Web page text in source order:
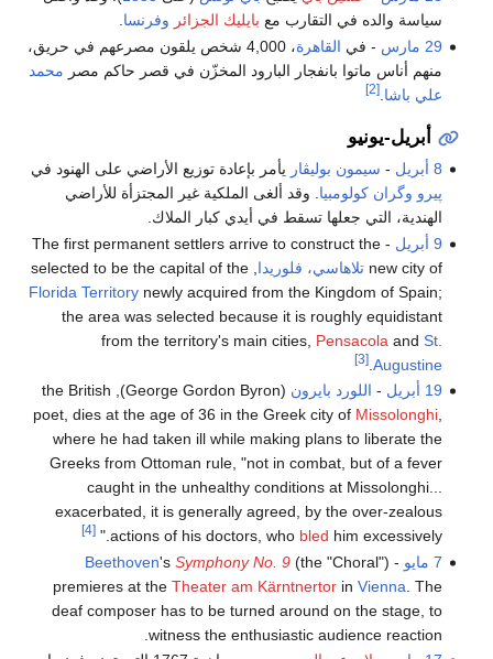
سياسة والده في التقارب مع بايليك الجزائر وفرنسا.
29 مارس
- في القاهرة
، 4,000 شخص يلقون مصرعهم في حريق،
منهم أناس ماتوا بانفجار البارود المخزّن في قصر حاكم مصر محمد
علي باشا .
[2]
أبريل-يونيو
8 أبريل - سيمون بوليڤار يأمر بإعادة توزيع الأراضي على الهنود في
پيرو وگران كولومبيا. وقد ألغى الملكية غير المجتزأة للأراضي
الهندية، التي جعلها تسقط في أيدي كبار الملاك.
9 أبريل
- The first permanent settlers arrive to construct the
new city of تلاهاسي، فلوريدا , selected to be the capital of the
Florida Territorynewly acquired from the Kingdom of Spain;
the area was selected because it is roughly equidistant
from the territory's main cities, Pensacola and St.
Augustine
.
[3]
19 أبريل - اللورد بايرون
(George Gordon Byron), the British
poet, dies at the age of 36 in the Greek city of Missolonghi,
where he had taken ill while making plans to liberate the
Greeks from Ottoman rule, "not in combat, but of a fever
caught in the unhealthy conditions at Missolonghi...
exacerbated, it is generally agreed, by the over-zealous
actions of his doctors, who bled him excessively."
[4]
7 مايو -
Beethoven's Symphony No. 9(the "Choral")
premieres at the Theater am Kärntnertorin Vienna . The
deaf composer has to be turned around on the stage, to
witness the enthusiastic audience reaction.